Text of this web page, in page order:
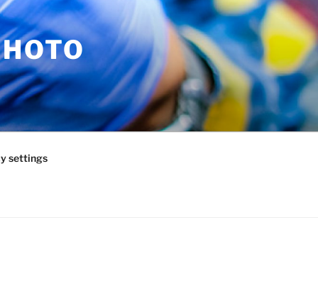
settings